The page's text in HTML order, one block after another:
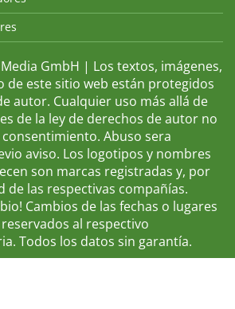
GmbH | Los textos, imágenes,
de este sitio web están protegidos
autor. Cualquier uso más allá de
de la ley de derechos de autor no
Abuso sera
aviso. Los logotipos y nombres
son marcas registradas y, por
de las respectivas compañías.
Cambios de las fechas o lugares
al respectivo
Todos los datos sin garantía.